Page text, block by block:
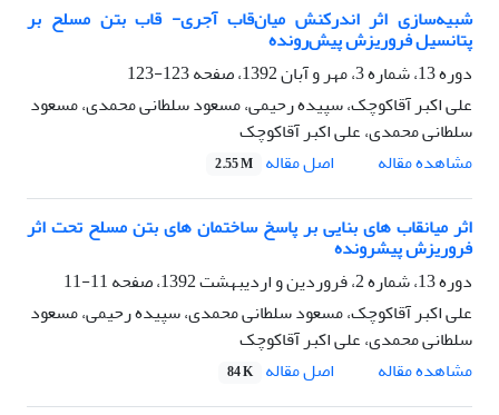
شبیه‌سازی اثر اندرکنش میان‌قاب آجری- قاب بتن مسلح بر
پتانسیل فروریزش پیش‌رونده
دوره 13، شماره 3، مهر و آبان 1392، صفحه
123-123
علی اکبر آقاکوچک، سپیده رحیمی، مسعود سلطانی محمدی، مسعود
سلطانی محمدی، علی اکبر آقاکوچک
مشاهده مقاله
اصل مقاله 2.55 M
اثر میانقاب های بنایی بر پاسخ ساختمان های بتن مسلح تحت اثر
فروریزش پیشرونده
دوره 13، شماره 2، فروردین و اردیبهشت 1392، صفحه
11-11
علی اکبر آقاکوچک، مسعود سلطانی محمدی، سپیده رحیمی، مسعود
سلطانی محمدی، علی اکبر آقاکوچک
مشاهده مقاله
اصل مقاله 84 K